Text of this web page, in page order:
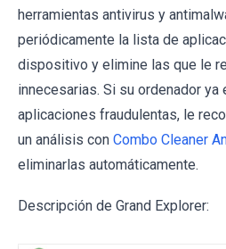
herramientas antivirus y
periódicamente la lista de
dispositivo y elimine las que le
innecesarias. Si su ordenador
aplicaciones fraudulentas, le
un análisis con Combo Cleaner
eliminarlas automáticamente.
Descripción de Grand Explorer: